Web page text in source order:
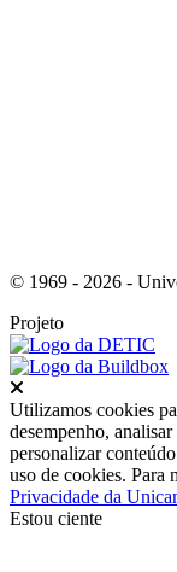
© 1969 - 2026 -
Projeto
Utilizamos cookies
desempenho,
personalizar
uso de cookies. Para
Privacidade da
Estou ciente